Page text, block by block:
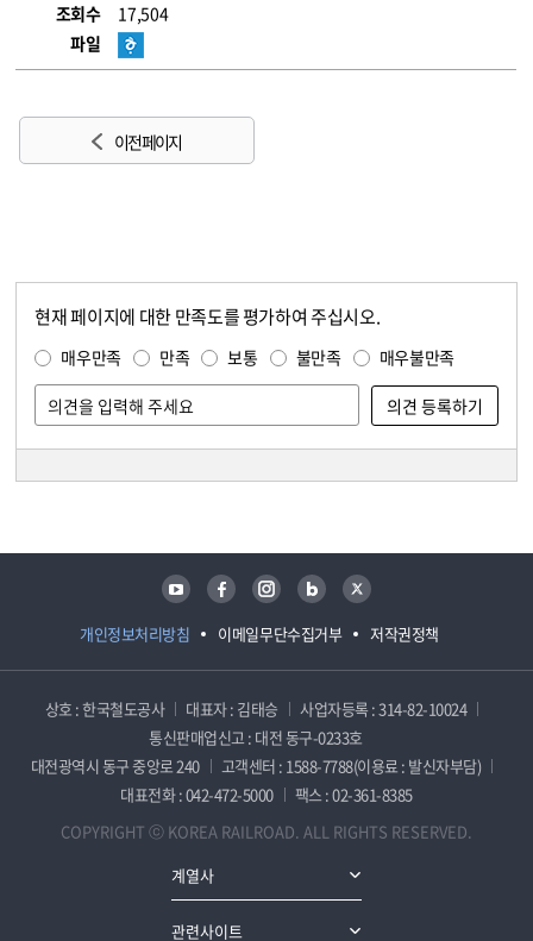
조회수
17,504
파일
이전 페이지
현재 페이지에 대한 만족도를 평가하여 주십시오.
매우만족 만족 보통 불만족 매우불만족
개인정보처리방침 이메일무단수집거부 저작권정책
유튜브 페이스북 인스타그램 블로그 트위터
상호 : 한국철도공사 대표자 : 김태승
사업자등록 : 314-82-10024
통신판매업신고 : 대전 동구-0233호
대전광역시 동구 중앙로 240
고객센터 : 1588-7788(이용료 : 발신자부담)
대표전화 : 042-472-5000
팩스 : 02-361-8385
COPYRIGHT ⓒ KOREA RAILROAD. ALL RIGHTS RESERVED.
계열사
관련사이트